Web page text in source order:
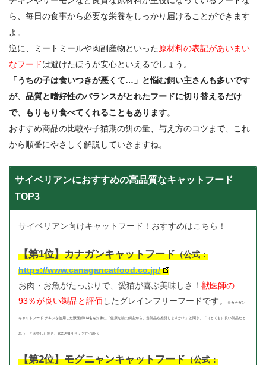
ら、毎日の食事から必要な栄養をしっかり届けることができます
よ。
逆に、ミートミールや肉副産物といった原材料の表記があいまい
なフードは避けたほうが安心といえるでしょう。
「うちの子は食いつきが悪くて…」と悩む飼い主さんも多いです
が、品質と嗜好性のバランスがとれたフードに切り替えるだけ
で、もりもり食べてくれることもあります。
おすすめ商品の比較や子猫期の餌の量、与え方のコツまで、これ
から順番にやさしく解説していきますね。
サイベリアンにおすすめの高品質なキャットフード
TOP3
サイベリアン向けキャットフード！おすすめはこちら！
【第1位】カナガンキャットフード（公式：
https://www.canagancatfood.co.jp/
お肉・お魚がたっぷりで、愛猫が喜ぶ美味しさ！獣医師の
93％が良い製品と評価 したグレインフリーフードです。 ※カナガン
キャットフード チキンを使用した獣医師114名を対象に「健康な猫の飼主から、当製品を推奨しますか？」と聞き、「（とても）良い製品だと
思う」と回答した割合。2021年8月ベッツアイ調べ
【第2位】モグニャンキャットフード（公式：